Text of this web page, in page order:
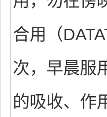
合用（
次，早晨服
的吸收、作